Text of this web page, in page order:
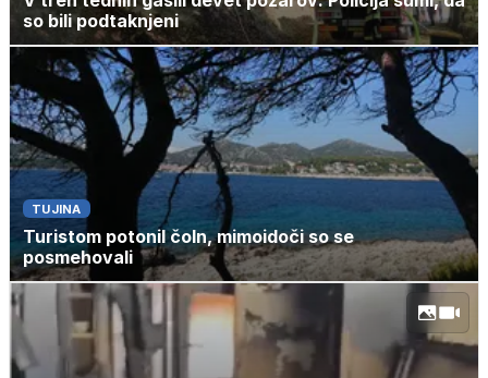
so bili podtaknjeni
TUJINA
Turistom potonil čoln, mimoidoči so se
posmehovali